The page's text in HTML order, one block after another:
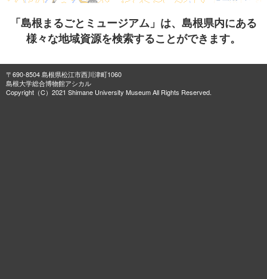
「島根まるごとミュージアム」は、島根県内にある
様々な地域資源を検索することができます。
〒690-8504 島根県松江市西川津町1060
島根大学総合博物館アシカル
Copyright（C）2021 Shimane University Museum All Rights Reserved.